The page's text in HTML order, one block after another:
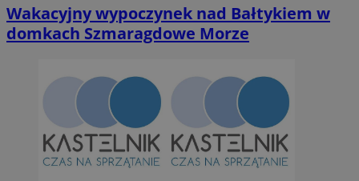
Wakacyjny wypoczynek nad Bałtykiem w
domkach Szmaragdowe Morze